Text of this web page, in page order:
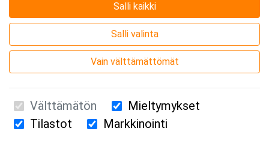
Suomen Ensiapukoulutus Oy / Valimotie 21 / 00380 Helsinki
Salli kaikki
Salli valinta
Vain välttämättömät
Välttämätön
Mieltymykset
Tilastot
Markkinointi